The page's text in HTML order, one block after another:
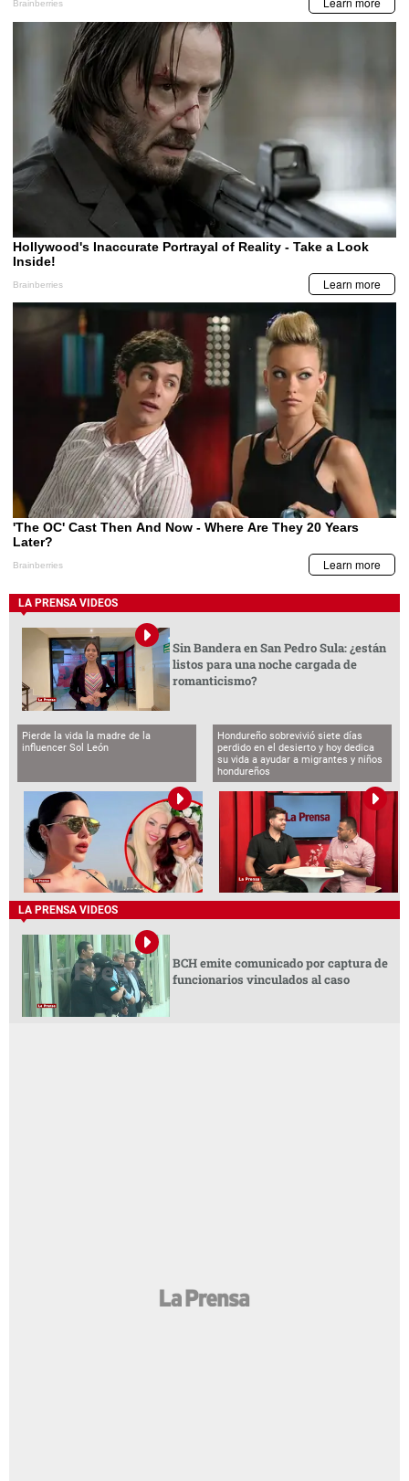
LA PRENSA VIDEOS
Sin Bandera en San Pedro Sula: ¿están
listos para una noche cargada de
romanticismo?
Pierde la vida la madre de la
influencer Sol León
Hondureño sobrevivió siete días
perdido en el desierto y hoy dedica
su vida a ayudar a migrantes y niños
hondureños
LA PRENSA VIDEOS
BCH emite comunicado por captura de
funcionarios vinculados al caso